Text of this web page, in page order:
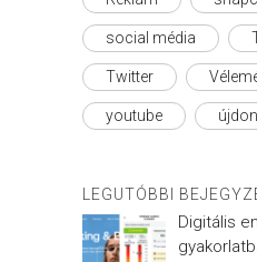
social média
Twitter
youtube
LEGUTÓBBI
Digitális